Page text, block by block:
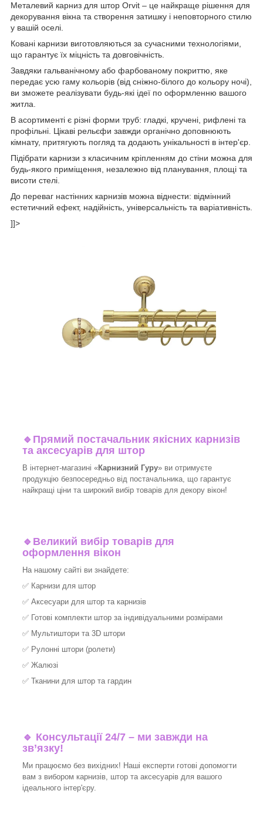
Металевий карниз для штор Orvit – це найкраще рішення для
декорування вікна та створення затишку і неповторного стилю
у вашій оселі.
Ковані карнизи виготовляються за сучасними технологіями,
що гарантує їх міцність та довговічність.
Завдяки гальванічному або фарбованому покриттю, яке
передає усю гаму кольорів (від сніжно-білого до кольору ночі),
ви зможете реалізувати будь-які ідеї по оформленню вашого
житла.
В асортименті є різні форми труб: гладкі, кручені, рифлені та
профільні. Цікаві рельєфи завжди органічно доповнюють
кімнату, притягують погляд та додають унікальності в інтер'єр.
Підібрати карнизи з класичним кріпленням до стіни можна для
будь-якого приміщення, незалежно від планування, площі та
висоти стелі.
До переваг настінних карнизів можна віднести: відмінний
естетичний ефект, надійність, універсальність та варіативність.
]]>
🔹 Прямий постачальник якісних карнизів
та аксесуарів для штор
В інтернет-магазині «Карнизний Гуру» ви отримуєте
продукцію безпосередньо від постачальника, що гарантує
найкращі ціни та широкий вибір товарів для декору вікон!​
🔹 Великий вибір товарів для
оформлення вікон
На нашому сайті ви знайдете:
✅ Карнизи для штор
✅ Аксесуари для штор та карнизів
✅ Готові комплекти штор за індивідуальними розмірами
✅ Мультиштори та 3D штори
✅ Рулонні штори (ролети)
✅ Жалюзі
✅ Тканини для штор та гардин
🔹 Консультації 24/7 – ми завжди на
зв’язку!
Ми працюємо без вихідних! Наші експерти готові допомогти
вам з вибором карнизів, штор та аксесуарів для вашого
ідеального інтер'єру.​